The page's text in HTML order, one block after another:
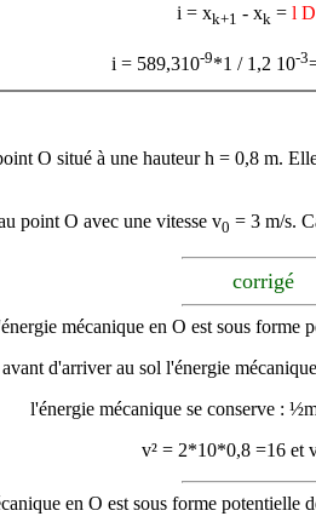
i = xk+1 - xk = l
i = 589,310-9*1 / 1,2 10-3
O situé à une hauteur h = 0,8 m.
point O avec une vitesse v0 = 3 m/s.
corrigé
mécanique en O est sous forme
d'arriver au sol l'énergie
l'énergie mécanique se conserve :
v² = 2*10*0,8 =16 et
en O est sous forme potentielle